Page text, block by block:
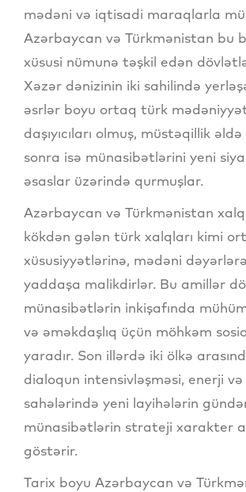
mədəni və iqtisadi maraqlarla
Azərbaycan və Türkmənistan bu
xüsusi nümunə təşkil edən
Xəzər dənizinin iki sahilində
əsrlər boyu ortaq türk
daşıyıcıları olmuş, müstəqillik
sonra isə münasibətlərini yeni
əsaslar üzərində qurmuşlar.
Azərbaycan və Türkmənistan
kökdən gələn türk xalqları kimi
xüsusiyyətlərinə, mədəni
yaddaşa malikdirlər. Bu amillər
münasibətlərin inkişafında
və əməkdaşlıq üçün möhkəm
yaradır. Son illərdə iki ölkə
dialoqun intensivləşməsi, enerji
sahələrində yeni layihələrin
münasibətlərin strateji xarakter
göstərir.
Tarix boyu Azərbaycan və